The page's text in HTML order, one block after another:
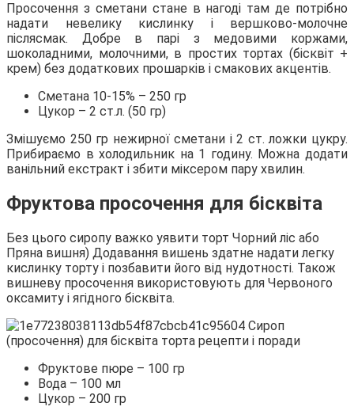
Просочення з сметани стане в нагоді там де потрібно
надати невелику кислинку і вершково-молочне
післясмак. Добре в парі з медовими коржами,
шоколадними, молочними, в простих тортах (бісквіт +
крем) без додаткових прошарків і смакових акцентів.
Сметана 10-15% – 250 гр
Цукор – 2 ст.л. (50 гр)
Змішуємо 250 гр нежирної сметани і 2 ст. ложки цукру.
Прибираємо в холодильник на 1 годину. Можна додати
ванільний екстракт і збити міксером пару хвилин.
Фруктова просочення для бісквіта
Без цього сиропу важко уявити торт Чорний ліс або
Пряна вишня) Додавання вишень здатне надати легку
кислинку торту і позбавити його від нудотності. Також
вишневу просочення використовують для Червоного
оксамиту і ягідного бісквіта.
Фруктове пюре – 100 гр
Вода – 100 мл
Цукор – 200 гр